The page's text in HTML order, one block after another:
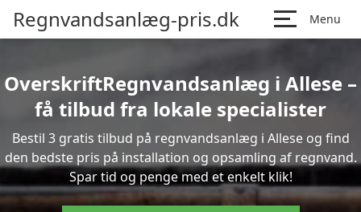
Regnvandsanlæg-pris.dk Menu
OverskriftRegnvandsanlæg i Allese –
få tilbud fra lokale specialister
Bestil 3 gratis tilbud på regnvandsanlæg i Allese og find
den bedste pris på installation og opsamling af regnvand.
Spar tid og penge med et enkelt klik!